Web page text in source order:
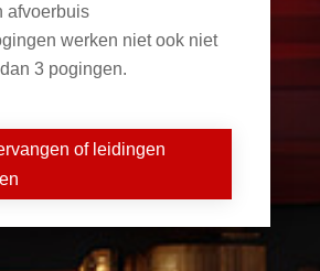
afvoerbuis
werken niet ook niet
3 pogingen.
of leidingen